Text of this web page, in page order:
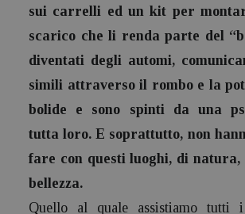
sui carrelli ed un kit per
scarico che li renda parte del
diventati degli automi,
simili attraverso il rombo e la
bolide e sono spinti da una
tutta loro. E soprattutto, non
fare con questi luoghi, di natura,
bellezza.
Quello al quale assistiamo tutti